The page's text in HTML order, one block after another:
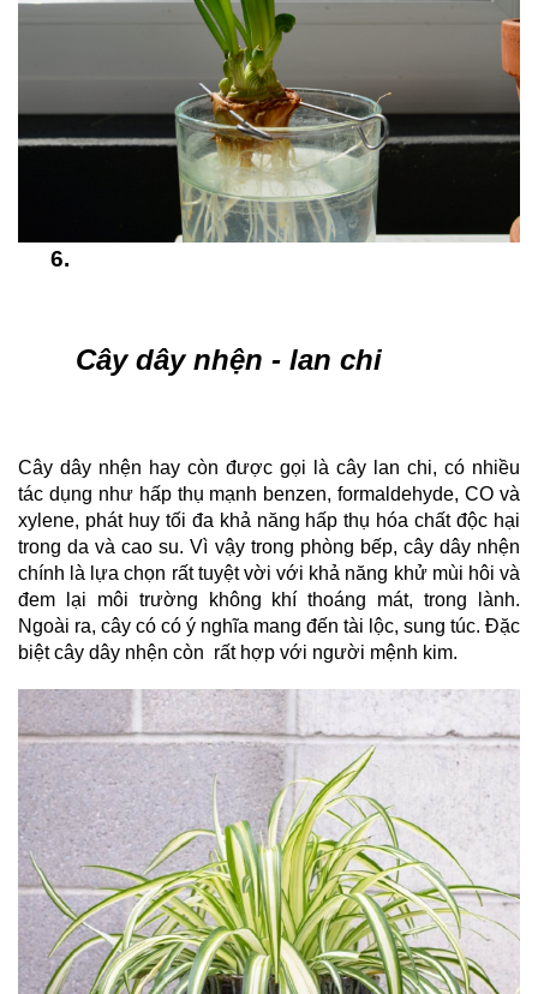
Cây dây nhện - lan chi
Cây dây nhện hay còn được gọi là cây lan chi, có nhiều
tác dụng như hấp thụ mạnh benzen, formaldehyde, CO và
xylene, phát huy tối đa khả năng hấp thụ hóa chất độc hại
trong da và cao su. Vì vậy trong phòng bếp, cây dây nhện
chính là lựa chọn rất tuyệt vời với khả năng khử mùi hôi và
đem lại môi trường không khí thoáng mát, trong lành.
Ngoài ra, cây có có ý nghĩa mang đến tài lộc, sung túc. Đặc
biệt cây dây nhện còn  rất hợp với người mệnh kim.